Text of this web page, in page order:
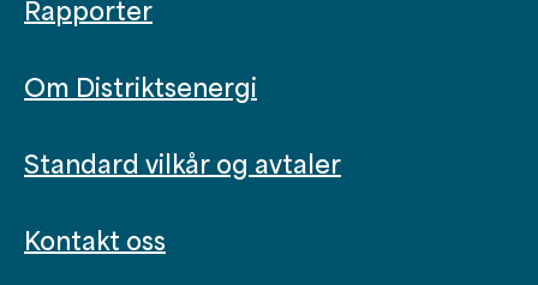
Rapporter
Om Distriktsenergi
Standard vilkår og avtaler
Kontakt oss